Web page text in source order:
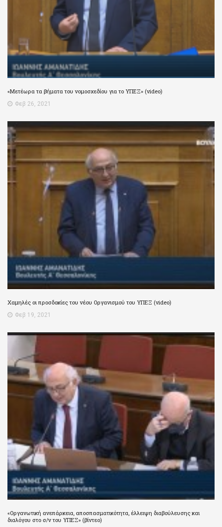
«Μετέωρα τα βήματα του νομοσχεδίου για το ΥΠΕΞ» (video)
Φεβ 26, 2021
Χαμηλές οι προσδοκίες του νέου Οργανισμού του ΥΠΕΞ (video)
Φεβ 19, 2021
«Οργανωτική ανεπάρκεια, αποσπασματικότητα, έλλειψη διαβούλευσης και
διαλόγου στο σ/ν του ΥΠΕΞ» (βίντεο)